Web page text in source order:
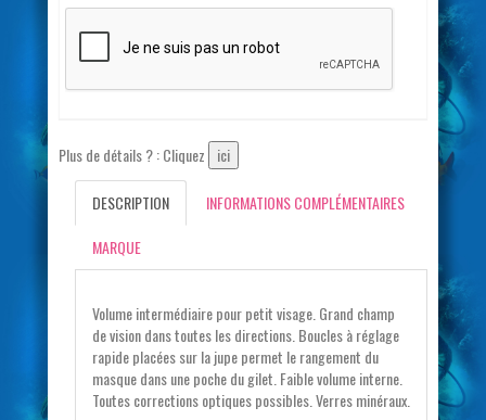
Plus de détails ? : Cliquez ici
DESCRIPTION
INFORMATIONS COMPLÉMENTAIRES
MARQUE
Volume intermédiaire pour petit visage. Grand champ
de vision dans toutes les directions. Boucles à réglage
rapide placées sur la jupe permet le rangement du
masque dans une poche du gilet. Faible volume interne.
Toutes corrections optiques possibles. Verres minéraux.